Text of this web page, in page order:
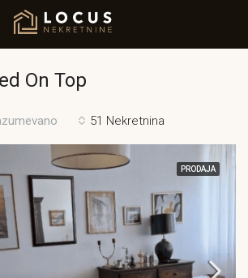
On Top
51 Nekretnina
PRODAJA